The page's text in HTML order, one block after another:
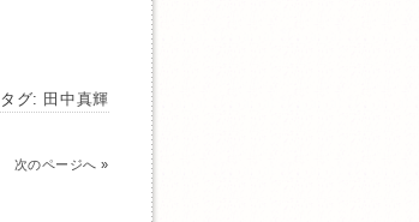
タグ: 田中真輝
次のページへ »